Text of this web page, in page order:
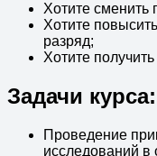
Хотите сменить
Хотите
разряд;
Хотите
Задачи курса:
Проведение
исследований в